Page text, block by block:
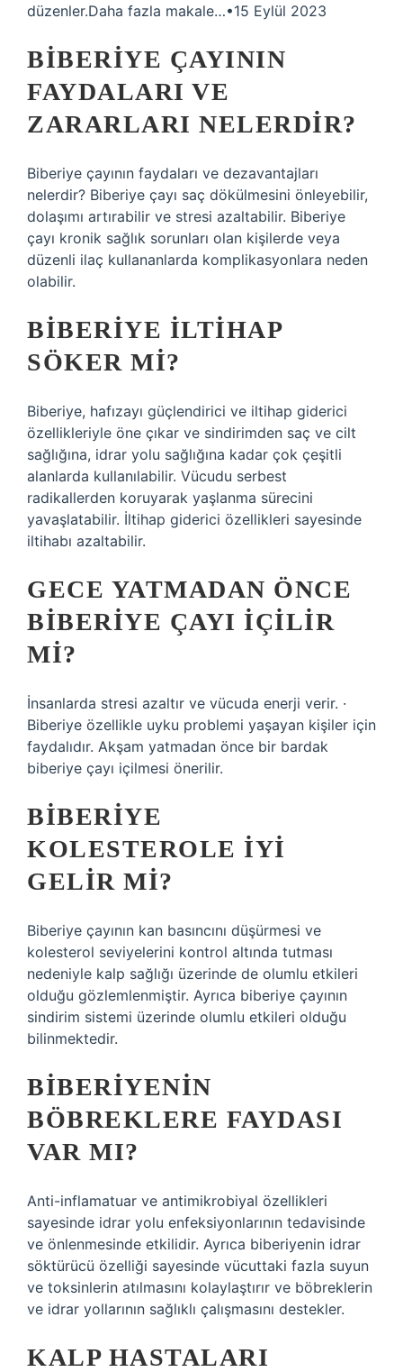
düzenler.Daha fazla makale…•15 Eylül 2023
BIBERIYE ÇAYININ
FAYDALARI VE
ZARARLARI NELERDIR?
Biberiye çayının faydaları ve dezavantajları
nelerdir? Biberiye çayı saç dökülmesini önleyebilir,
dolaşımı artırabilir ve stresi azaltabilir. Biberiye
çayı kronik sağlık sorunları olan kişilerde veya
düzenli ilaç kullananlarda komplikasyonlara neden
olabilir.
BIBERIYE ILTIHAP
SÖKER MI?
Biberiye, hafızayı güçlendirici ve iltihap giderici
özellikleriyle öne çıkar ve sindirimden saç ve cilt
sağlığına, idrar yolu sağlığına kadar çok çeşitli
alanlarda kullanılabilir. Vücudu serbest
radikallerden koruyarak yaşlanma sürecini
yavaşlatabilir. İltihap giderici özellikleri sayesinde
iltihabı azaltabilir.
GECE YATMADAN ÖNCE
BIBERIYE ÇAYI IÇILIR
MI?
İnsanlarda stresi azaltır ve vücuda enerji verir. ·
Biberiye özellikle uyku problemi yaşayan kişiler için
faydalıdır. Akşam yatmadan önce bir bardak
biberiye çayı içilmesi önerilir.
BIBERIYE
KOLESTEROLE IYI
GELIR MI?
Biberiye çayının kan basıncını düşürmesi ve
kolesterol seviyelerini kontrol altında tutması
nedeniyle kalp sağlığı üzerinde de olumlu etkileri
olduğu gözlemlenmiştir. Ayrıca biberiye çayının
sindirim sistemi üzerinde olumlu etkileri olduğu
bilinmektedir.
BIBERIYENIN
BÖBREKLERE FAYDASI
VAR MI?
Anti-inflamatuar ve antimikrobiyal özellikleri
sayesinde idrar yolu enfeksiyonlarının tedavisinde
ve önlenmesinde etkilidir. Ayrıca biberiyenin idrar
söktürücü özelliği sayesinde vücuttaki fazla suyun
ve toksinlerin atılmasını kolaylaştırır ve böbreklerin
ve idrar yollarının sağlıklı çalışmasını destekler.
KALP HASTALARI